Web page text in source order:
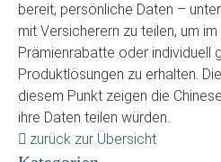
bereit, persönliche Daten –
mit Versicherern zu teilen, um
Prämienrabatte oder individuell
Produktlösungen zu erhalten.
diesem Punkt zeigen die
ihre Daten teilen würden.
zurück zur Übersicht